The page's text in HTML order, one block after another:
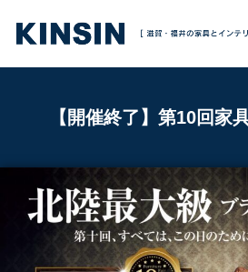
【開催終了】第10回家